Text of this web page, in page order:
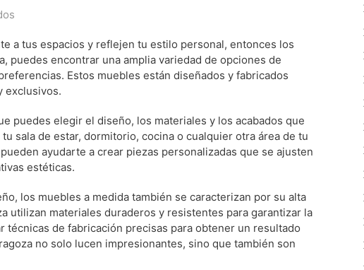
a tus espacios y reflejen tu estilo personal, entonces los
puedes encontrar una amplia variedad de opciones de
Estos muebles están diseñados y fabricados
exclusivos.
puedes elegir el diseño, los materiales y los acabados que
sala de estar, dormitorio, cocina o cualquier otra área de tu
ayudarte a crear piezas personalizadas que se ajusten
estéticas.
los muebles a medida también se caracterizan por su alta
utilizan materiales duraderos y resistentes para garantizar la
técnicas de fabricación precisas para obtener un resultado
no solo lucen impresionantes, sino que también son